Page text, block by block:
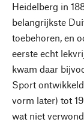
Heidelberg in
belangrijkste
toebehoren, en
eerste echt
kwam daar
Sport
vorm later) tot
wat niet